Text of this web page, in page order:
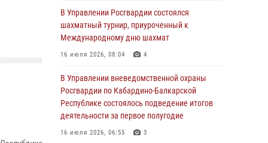
Директор Росгвардии Герой России генерал
армии Виктор Золотов поздравил
специалистов подразделений тыла с
01 августа 2026, 00:10
Росгвардия обеспечивает безопасность
граждан на южном направлении
31 июля 2026, 09:22
В Управлении Росгвардии состоялся
шахматный турнир, приуроченный к
Международному дню шахмат
16 июля 2026, 08:04 4
В Управлении вневедомственной охраны
Росгвардии по Кабардино-Балкарской
Республике состоялось подведение итогов
деятельности за первое полугодие
16 июля 2026, 06:55 3